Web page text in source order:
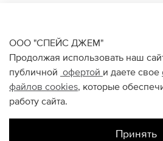
ООО "СПЕЙС ДЖЕМ"
Продолжая использовать наш
публичной офертой и даете свое
файлов cookies, которые
работу сайта.
Принять